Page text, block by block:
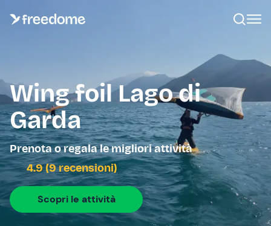
Wing foil Lago di
Garda
Prenota o regala le migliori attività
4.9 (9 recensioni)
Scopri le attività